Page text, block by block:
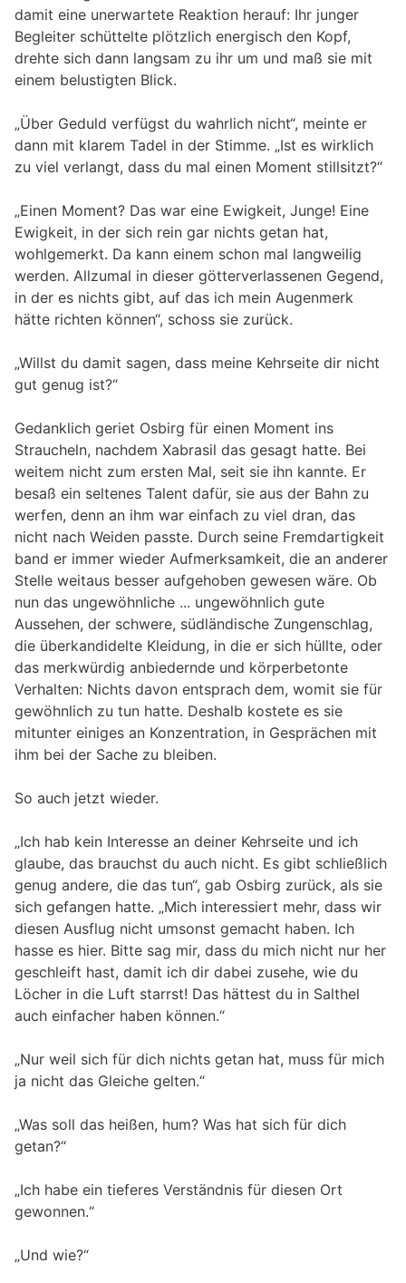
damit eine unerwartete Reaktion herauf: Ihr junger
Begleiter schüttelte plötzlich energisch den Kopf,
drehte sich dann langsam zu ihr um und maß sie mit
einem belustigten Blick.
„Über Geduld verfügst du wahrlich nicht“, meinte er
dann mit klarem Tadel in der Stimme. „Ist es wirklich
zu viel verlangt, dass du mal einen Moment stillsitzt?“
„Einen Moment? Das war eine Ewigkeit, Junge! Eine
Ewigkeit, in der sich rein gar nichts getan hat,
wohlgemerkt. Da kann einem schon mal langweilig
werden. Allzumal in dieser götterverlassenen Gegend,
in der es nichts gibt, auf das ich mein Augenmerk
hätte richten können“, schoss sie zurück.
„Willst du damit sagen, dass meine Kehrseite dir nicht
gut genug ist?“
Gedanklich geriet Osbirg für einen Moment ins
Straucheln, nachdem Xabrasil das gesagt hatte. Bei
weitem nicht zum ersten Mal, seit sie ihn kannte. Er
besaß ein seltenes Talent dafür, sie aus der Bahn zu
werfen, denn an ihm war einfach zu viel dran, das
nicht nach Weiden passte. Durch seine Fremdartigkeit
band er immer wieder Aufmerksamkeit, die an anderer
Stelle weitaus besser aufgehoben gewesen wäre. Ob
nun das ungewöhnliche ... ungewöhnlich gute
Aussehen, der schwere, südländische Zungenschlag,
die überkandidelte Kleidung, in die er sich hüllte, oder
das merkwürdig anbiedernde und körperbetonte
Verhalten: Nichts davon entsprach dem, womit sie für
gewöhnlich zu tun hatte. Deshalb kostete es sie
mitunter einiges an Konzentration, in Gesprächen mit
ihm bei der Sache zu bleiben.
So auch jetzt wieder.
„Ich hab kein Interesse an deiner Kehrseite und ich
glaube, das brauchst du auch nicht. Es gibt schließlich
genug andere, die das tun“, gab Osbirg zurück, als sie
sich gefangen hatte. „Mich interessiert mehr, dass wir
diesen Ausflug nicht umsonst gemacht haben. Ich
hasse es hier. Bitte sag mir, dass du mich nicht nur her
geschleift hast, damit ich dir dabei zusehe, wie du
Löcher in die Luft starrst! Das hättest du in Salthel
auch einfacher haben können.“
„Nur weil sich für dich nichts getan hat, muss für mich
ja nicht das Gleiche gelten.“
„Was soll das heißen, hum? Was hat sich für dich
getan?“
„Ich habe ein tieferes Verständnis für diesen Ort
gewonnen.“
„Und wie?“